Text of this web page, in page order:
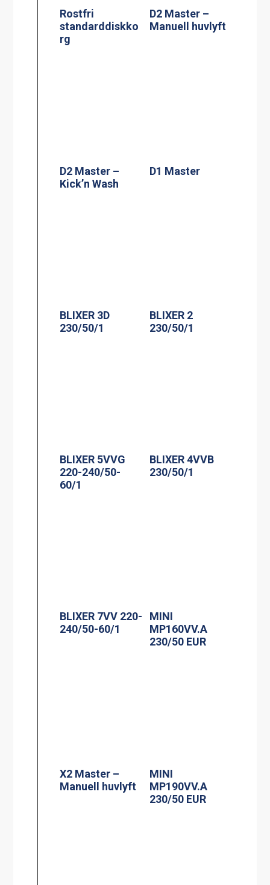
Rostfri
standarddiskko
rg
D2 Master –
Manuell huvlyft
D2 Master –
Kick’n Wash
D1 Master
BLIXER 3D
230/50/1
BLIXER 2
230/50/1
BLIXER 5VVG
220-240/50-
60/1
BLIXER 4VVB
230/50/1
BLIXER 7VV 220-
240/50-60/1
MINI
MP160VV.A
230/50 EUR
X2 Master –
Manuell huvlyft
MINI
MP190VV.A
230/50 EUR